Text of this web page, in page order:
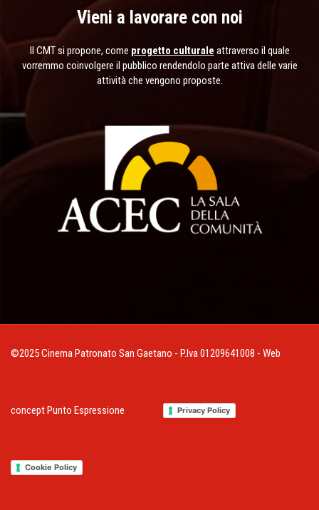
Vieni a lavorare con noi
Il CMT si propone, come progetto culturale attraverso il quale
vorremmo coinvolgere il pubblico rendendolo parte attiva delle varie
attività che vengono proposte.
©2025 Cinema Patronato San Gaetano - P.Iva 01209641008 - Web
conceptPunto Espressione Privacy Policy
Cookie Policy